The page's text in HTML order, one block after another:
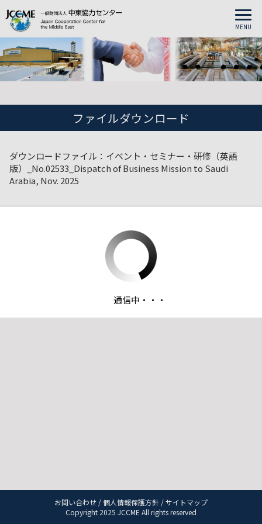
MENU
ファイルダウンロード
ダウンロードファイル：イベント・セミナー・研修（英語
版）_No.02533_Dispatch of Business Mission to Saudi
Arabia, Nov. 2025
お問い合わせ /個人情報保護方針 /サイトマップ
Copyright 2025 JCCME All rights reserved
通信中・・・